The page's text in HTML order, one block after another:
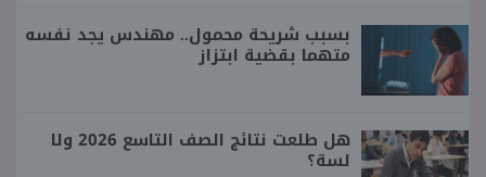
بسبب شريحة محمول.. مهندس يجد نفسه
متهما بقضية ابتزاز
هل طلعت نتائج الصف التاسع 2026 ولا
لسة؟